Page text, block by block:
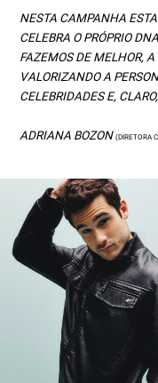
NESTA CAMPANHA
CELEBRA O PRÓPRIO
FAZEMOS DE MELHOR,
VALORIZANDO A
CELEBRIDADES E,
ADRIANA BOZON(DIRETORA